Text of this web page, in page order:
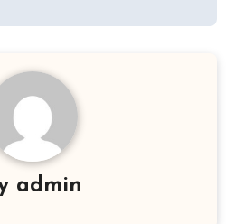
admin